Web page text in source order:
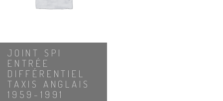
JOINT SPI
ENTRÉE
DIFFÉRENTIEL
TAXIS ANGLAIS
1959-1991